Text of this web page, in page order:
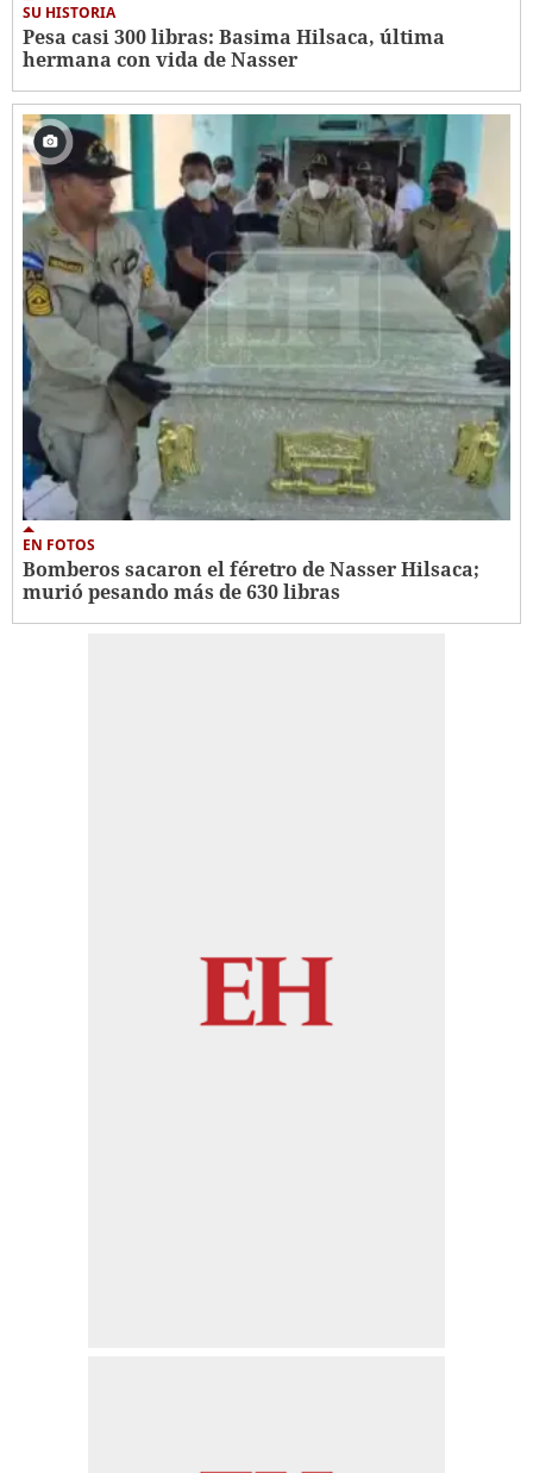
SU HISTORIA
Pesa casi 300 libras: Basima Hilsaca, última
hermana con vida de Nasser
EN FOTOS
Bomberos sacaron el féretro de Nasser Hilsaca;
murió pesando más de 630 libras